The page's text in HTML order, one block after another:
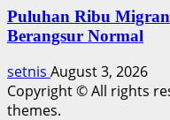
Puluhan Ribu
Berangsur Normal
setnis August 3, 2026
Copyright © All rights
themes.